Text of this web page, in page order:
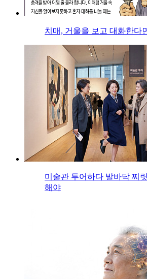
치매, 거울을 보고 대화한다
미술관 투어하다 발바닥 찌
해야